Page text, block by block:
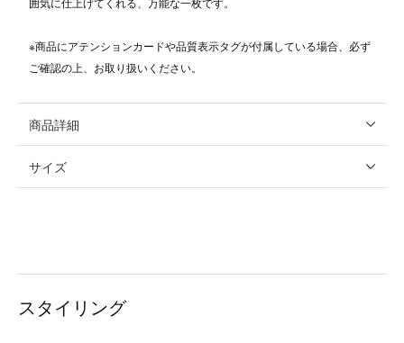
※商品にアテンションカードや品質表示タグが付属している場合、必ず
ご確認の上、お取り扱いください。
商品詳細
サイズ
スタイリング